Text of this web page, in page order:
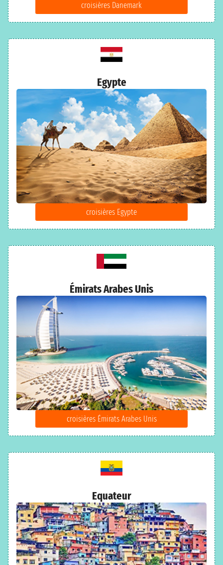
croisières Danemark
Egypte
croisières Egypte
Émirats Arabes Unis
croisières Émirats Arabes Unis
Equateur